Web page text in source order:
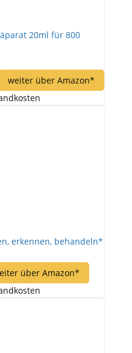
20ml für 800
weiter über Amazon*
erkennen, behandeln*
über Amazon*